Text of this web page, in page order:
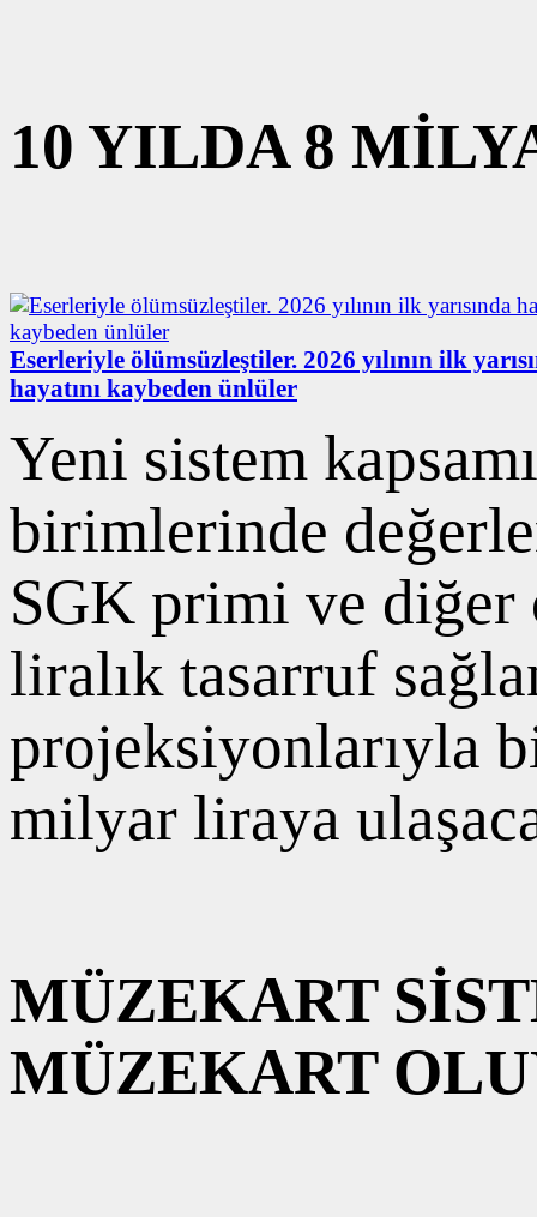
10 YILDA 8
Eserleriyle ölümsüzleştiler. 2026 yılının ilk
hayatını kaybeden ünlüler
Yeni sistem
birimlerinde
SGK primi ve diğer
liralık tasarruf
projeksiyonlarıyla
milyar liraya
MÜZEKART
MÜZEKART